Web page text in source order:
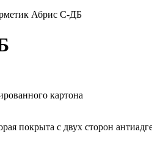
Абрис С-ДБ
картона
покрыта с двух сторон